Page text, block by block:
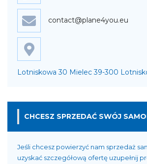
contact@plane4you.eu
Lotniskowa 30 Mielec 39-300
CHCESZ SPRZEDAĆ SWÓJ
Jeśli chcesz powierzyć nam sprzedaż
uzyskać szczegółową ofertę uzupełnij